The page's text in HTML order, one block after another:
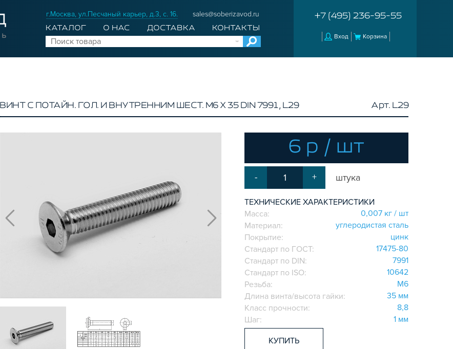
г.Москва, ул.Песчаный карьер, д.3, с. 16. sales@soberizavod.ru
КАТАЛОГ О НАС ДОСТАВКА КОНТАКТЫ
+7 (495) 236-95-55
Вход Корзина
ВИНТ С ПОТАЙН. ГОЛ. И ВНУТРЕННИМ ШЕСТ. М6 Х 35 DIN 7991, L29 Арт. L29
6 р / шт
- + штука
ТЕХНИЧЕСКИЕ ХАРАКТЕРИСТИКИ
Масса:
0,007 кг / шт
Материал:
углеродистая сталь
Покрытие:
цинк
Стандарт по ГОСТ:
17475-80
Стандарт по DIN:
7991
Стандарт по ISO:
10642
Резьба:
M6
Длина винта/высота гайки:
35 мм
Класс прочности:
8,8
Шаг:
1 мм
КУПИТЬ